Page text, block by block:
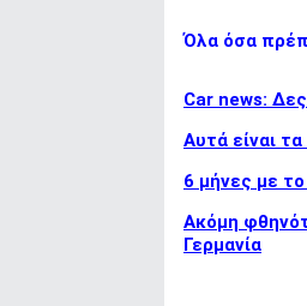
Όλα όσα
Car news:
Αυτά είναι
6 μήνες με
Ακόμη
Γερμανία